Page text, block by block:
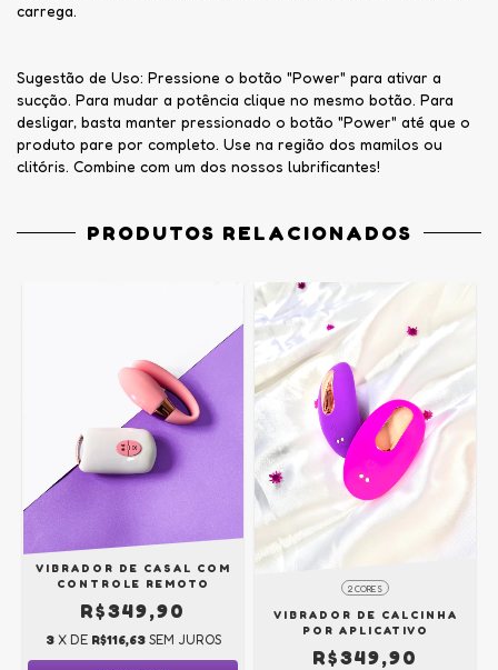
carrega.
Sugestão de Uso: Pressione o botão "Power" para ativar a
sucção. Para mudar a potência clique no mesmo botão. Para
desligar, basta manter pressionado o botão "Power" até que o
produto pare por completo. Use na região dos mamilos ou
clitóris. Combine com um dos nossos lubrificantes!
PRODUTOS RELACIONADOS
VIBRADOR DE CASAL COM
CONTROLE REMOTO
R$349,90
3 X DE R$116,63 SEM JUROS
2 CORES
VIBRADOR DE CALCINHA
POR APLICATIVO
R$349,90